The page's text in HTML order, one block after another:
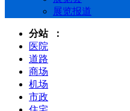
展览报道
分站 ：
医院
道路
商场
机场
市政